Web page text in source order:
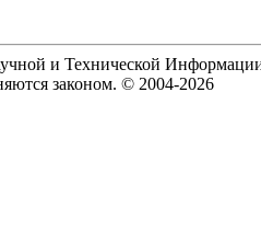
и Технической
законом. © 2004-2026